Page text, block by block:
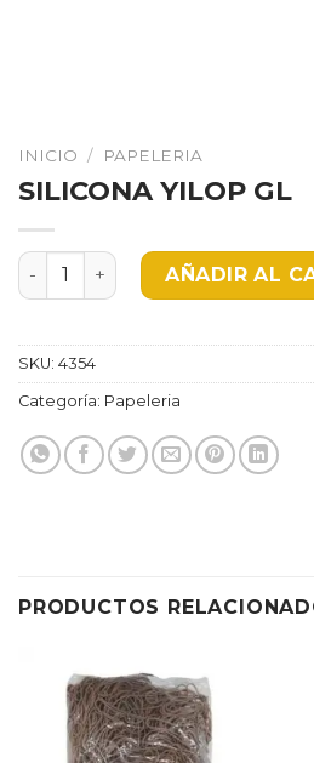
INICIO / PAPELERIA
SILICONA YILOP GL
SILICONA YILOP GL cantidad
AÑADIR AL
SKU: 4354
Categoría: Papeleria
PRODUCTOS